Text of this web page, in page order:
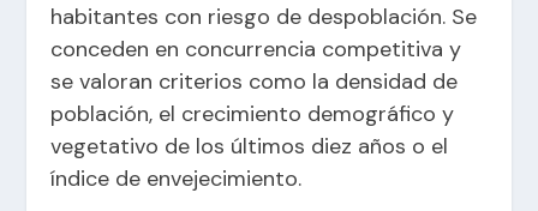
habitantes con riesgo de despoblación. Se
conceden en concurrencia competitiva y
se valoran criterios como la densidad de
población, el crecimiento demográfico y
vegetativo de los últimos diez años o el
índice de envejecimiento.